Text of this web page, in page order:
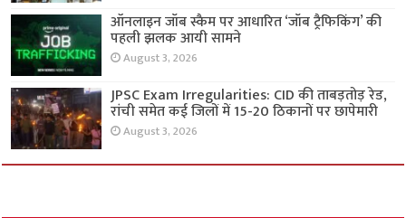
ऑनलाइन जॉब स्कैम पर आधारित ‘जॉब ट्रैफिकिंग’ की
पहली झलक आयी सामने
August 3, 2026
JPSC Exam Irregularities: CID की ताबड़तोड़ रेड,
रांची समेत कई जिलों में 15-20 ठिकानों पर छापेमारी
August 3, 2026